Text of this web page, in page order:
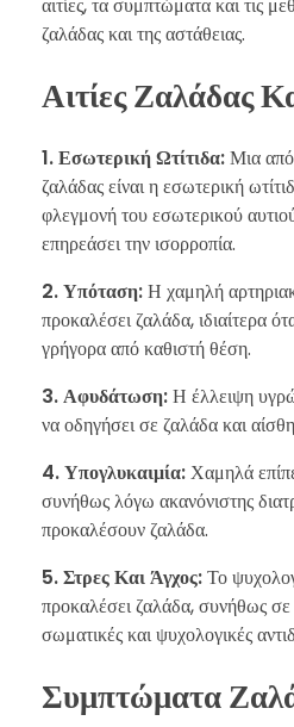
ζαλάδας και της αστάθειας.
Αιτίες Ζαλάδας
1. Εσωτερική Ωτίτιδα:Μια από
ζαλάδας είναι η εσωτερική
φλεγμονή του εσωτερικού
επηρεάσει την ισορροπία.
2. Υπόταση:Η χαμηλή
προκαλέσει ζαλάδα, ιδιαίτερα
γρήγορα από καθιστή θέση.
3. Αφυδάτωση:Η έλλειψη
να οδηγήσει σε ζαλάδα και
4. Υπογλυκαιμία:Χαμηλά
συνήθως λόγω ακανόνιστης
προκαλέσουν ζαλάδα.
5. Στρες Και Άγχος:Το
προκαλέσει ζαλάδα, συνήθως
σωματικές και ψυχολογικές
Συμπτώματα